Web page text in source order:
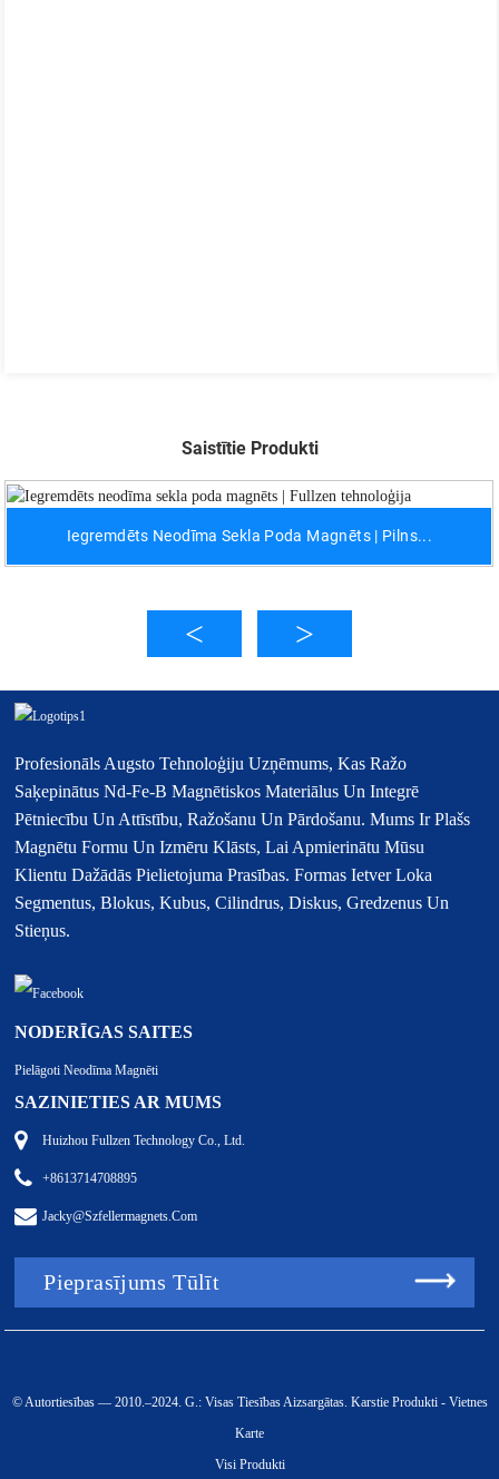
Saistītie Produkti
Iegremdēts Neodīma Sekla Poda Magnēts | Pilns...
Profesionāls Augsto Tehnoloģiju Uzņēmums, Kas Ražo
Saķepinātus Nd-Fe-B Magnētiskos Materiālus Un Integrē
Pētniecību Un Attīstību, Ražošanu Un Pārdošanu. Mums Ir Plašs
Magnētu Formu Un Izmēru Klāsts, Lai Apmierinātu Mūsu
Klientu Dažādās Pielietojuma Prasības. Formas Ietver Loka
Segmentus, Blokus, Kubus, Cilindrus, Diskus, Gredzenus Un
Stieņus.
NODERĪGAS SAITES
Pielāgoti Neodīma Magnēti
SAZINIETIES AR MUMS
Huizhou Fullzen Technology Co., Ltd.
+8613714708895
Jacky@szfellermagnets.com
Pieprasījums Tūlīt
© Autortiesības — 2010.–2024. G.: Visas Tiesības Aizsargātas. Karstie Produkti- Vietnes
Karte
Visi Produkti